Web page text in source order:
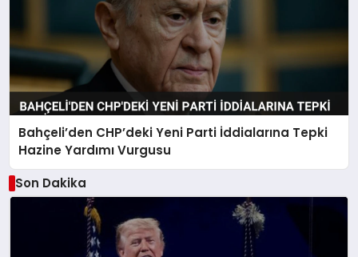
Bahçeli’den CHP’deki Yeni Parti İddialarına Tepki
Hazine Yardımı Vurgusu
Son Dakika